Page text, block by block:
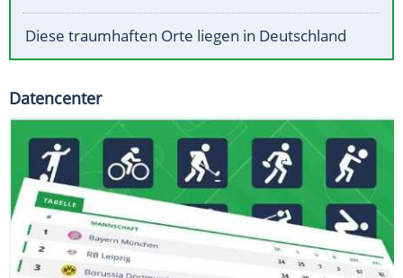
Diese traumhaften Orte liegen in Deutschland
Datencenter